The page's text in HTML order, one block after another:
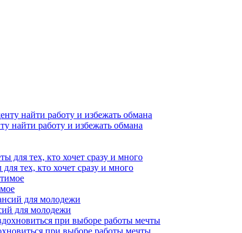
найти работу и избежать обмана
тех, кто хочет сразу и много
для молодежи
при выборе работы мечты